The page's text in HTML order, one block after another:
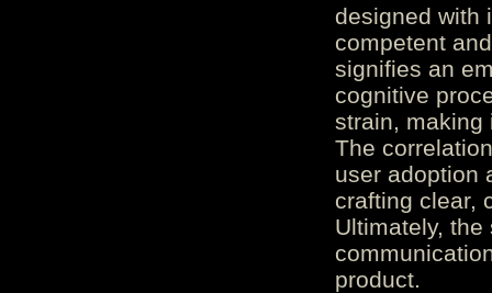
designed with
competent
signifies an
cognitive
strain, making
The
user adoption
crafting clear,
Ultimately,
product.